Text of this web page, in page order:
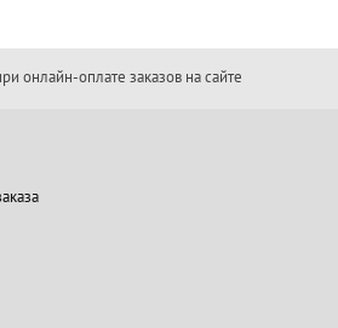
онлайн-оплате заказов на сайте